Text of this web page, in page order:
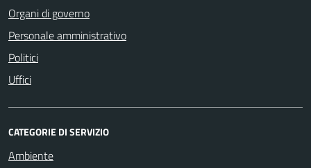
Organi di governo
Personale amministrativo
Politici
Uffici
CATEGORIE DI SERVIZIO
Ambiente